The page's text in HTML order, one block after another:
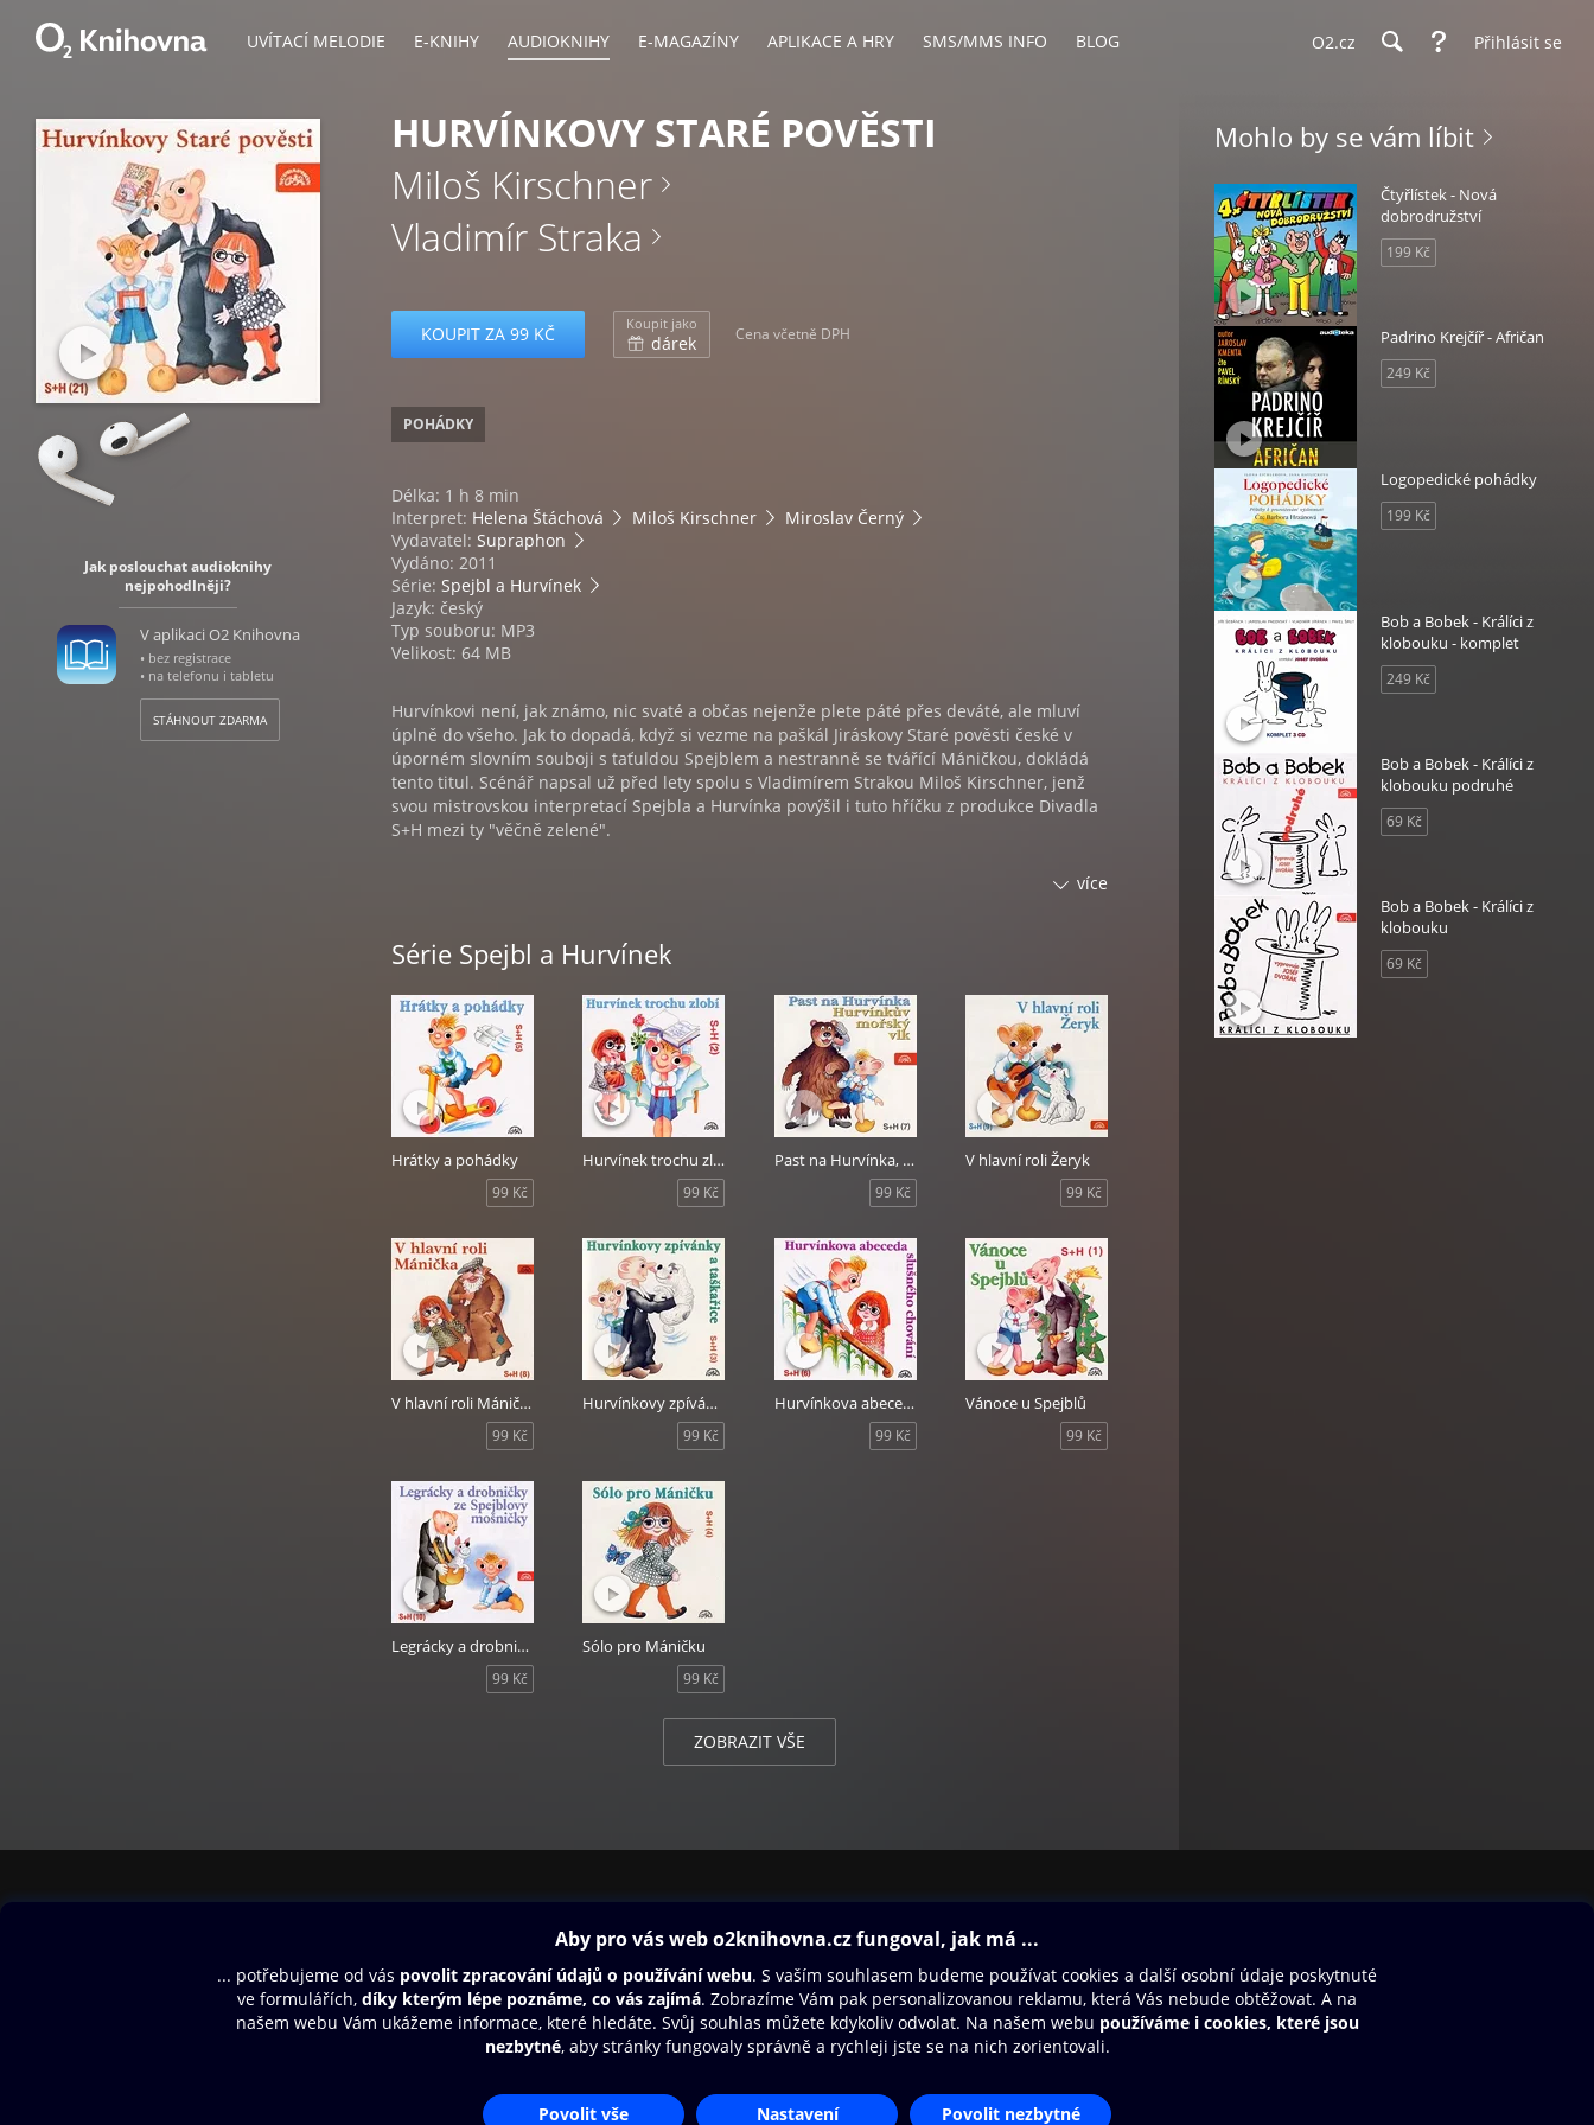
UVÍTACÍ MELODIE E-KNIHY AUDIOKNIHY E-MAGAZÍNY APLIKACE A HRY SMS/MMS INFO BLOG O2.cz Přihlásit se
Jak poslouchat audioknihy
nejpohodlněji?
V aplikaci O2 Knihovna
• bez registrace
• na telefonu i tabletu
STÁHNOUT ZDARMA
HURVÍNKOVY STARÉ POVĚSTI
Miloš Kirschner
Vladimír Straka
KOUPIT ZA 99 KČ Koupit jako
dárek Cena včetně DPH
POHÁDKY
Délka: 1 h 8 min
Interpret: Helena Štáchová Miloš Kirschner
Miroslav Černý
Vydavatel: Supraphon
Vydáno: 2011
Série: Spejbl a Hurvínek
Jazyk: český
Typ souboru: MP3
Velikost: 64 MB
Hurvínkovi není, jak známo, nic svaté a občas nejenže plete páté přes deváté, ale mluví
úplně do všeho. Jak to dopadá, když si vezme na paškál Jiráskovy Staré pověsti české v
úporném slovním souboji s taťuldou Spejblem a nestranně se tvářící Máničkou, dokládá
tento titul. Scénář napsal už před lety spolu s Vladimírem Strakou Miloš Kirschner, jenž
svou mistrovskou interpretací Spejbla a Hurvínka povýšil i tuto hříčku z produkce Divadla
S+H mezi ty "věčně zelené".
3. O Karlu IV. a o Daliborovi z Kozojed
4. O Bílé paní, o králi Ječmínkovi a o Faustově domu
Hurvínkovy Staré pověsti - příhody neposedného zlobivce Hurvínka, jeho kamarádky
Máničky, psa Žeryka a taťuldy Spejbla v klasickém podání Martina Kláska, Heleny Štáchové
a dalších.
více
Série Spejbl a Hurvínek
Hrátky a pohádky
99 Kč
Hurvínek trochu zlobí
99 Kč
Past na Hurvínka, Hurvínkův mořský vlk
99 Kč
V hlavní roli Žeryk
99 Kč
V hlavní roli Mánička
99 Kč
Hurvínkovy zpívánky a taškařice
99 Kč
Hurvínkova abeceda slušného chování
99 Kč
Vánoce u Spejblů
99 Kč
Legrácky a drobničky ze Spejblovy mošničky
99 Kč
Sólo pro Máničku
99 Kč
ZOBRAZIT VŠE
Mohlo by se vám líbit
Čtyřlístek - Nová
dobrodružství
199 Kč
Padrino Krejčíř - Afričan
249 Kč
Logopedické pohádky
199 Kč
Bob a Bobek - Králíci z
klobouku - komplet
249 Kč
Bob a Bobek - Králíci z
klobouku podruhé
69 Kč
Bob a Bobek - Králíci z
klobouku
69 Kč
Aplikace a hry
SMS/MMS Info
Blog
Dárkový poukaz
Nápověda
Napište nám
Oneplay Originály
Sport